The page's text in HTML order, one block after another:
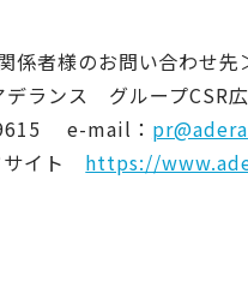
係者様のお問い合わせ先
デランス グループCSR
e-mail：
サイト https://